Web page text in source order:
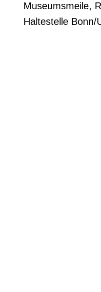
Museumsmeile,
Haltestelle Bonn/